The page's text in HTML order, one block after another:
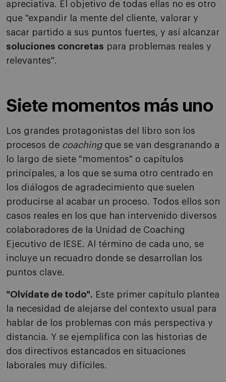
apreciativa. El objetivo de todas ellas no es otro
que "expandir la mente del cliente, valorar y
sacar partido a sus puntos fuertes, y así alcanzar
soluciones concretas para problemas reales y
relevantes".
Siete momentos más uno
Los grandes protagonistas del libro son los
procesos de coachingque se van desgranando a
lo largo de siete "momentos" o capítulos
principales, a los que se suma otro centrado en
los diálogos de agradecimiento que suelen
producirse al acabar un proceso. Todos ellos son
casos reales en los que han intervenido diversos
colaboradores de la Unidad de Coaching
Ejecutivo de IESE. Al término de cada uno, se
incluye un recuadro donde se desarrollan los
puntos clave.
"Olvídate de todo". Este primer capítulo plantea
la necesidad de alejarse del contexto usual para
hablar de los problemas con más perspectiva y
distancia. Y se ejemplifica con las historias de
dos directivos estancados en situaciones
laborales muy difíciles.